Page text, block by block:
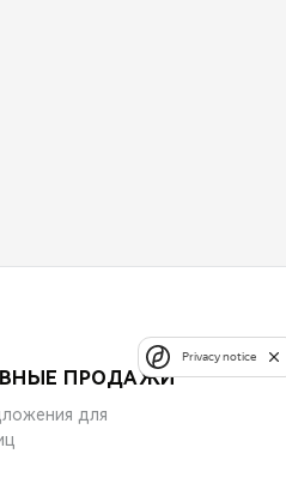
ПРОДАЖИ
для
Privacy notice